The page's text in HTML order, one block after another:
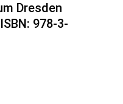
Dresden
978-3-